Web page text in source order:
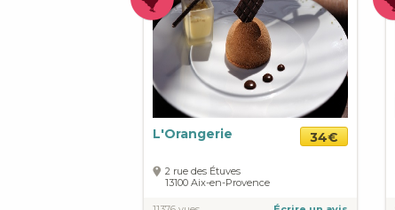
L'Orangerie 34€
2 rue des Étuves
13100 Aix-en-Provence